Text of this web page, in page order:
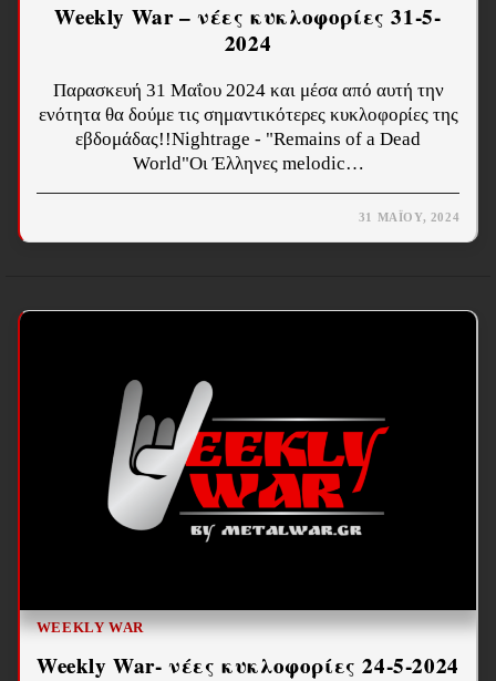
Weekly War – νέες κυκλοφορίες 31-5-
2024
Παρασκευή 31 Μαΐου 2024 και μέσα από αυτή την
ενότητα θα δούμε τις σημαντικότερες κυκλοφορίες της
εβδομάδας!!Nightrage - "Remains of a Dead
World"Οι Έλληνες melodic…
31 ΜΑΪ́ΟΥ, 2024
WEEKLY WAR
Weekly War- νέες κυκλοφορίες 24-5-2024